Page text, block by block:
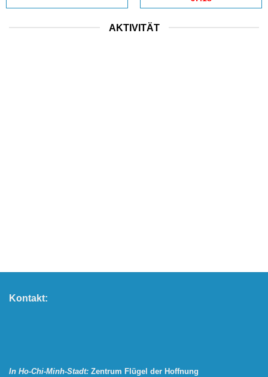
AKTIVITÄT
vom 11. November bis zum 25. November [...]
Kontakt:
In Ho-Chi-Minh-Stadt: Zentrum Flügel der Hoffnung